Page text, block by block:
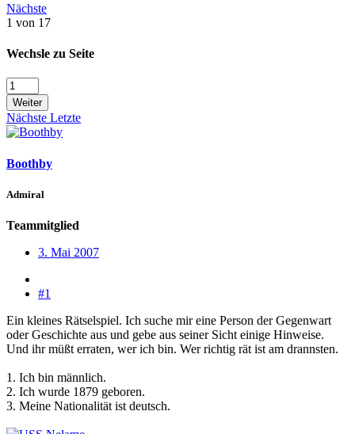
Nächste
1 von 17
Wechsle zu Seite
Weiter
Nächste Letzte
Boothby
Admiral
Teammitglied
3. Mai 2007
#1
Ein kleines Rätselspiel. Ich suche mir eine Person der Gegenwart
oder Geschichte aus und gebe aus seiner Sicht einige Hinweise.
Und ihr müßt erraten, wer ich bin. Wer richtig rät ist am drannsten.
1. Ich bin männlich.
2. Ich wurde 1879 geboren.
3. Meine Nationalität ist deutsch.